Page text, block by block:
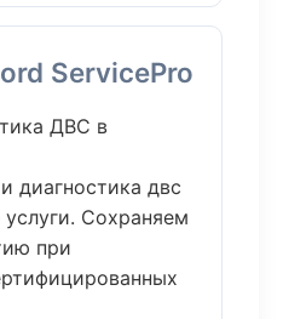
ServicePro
ДВС в
диагностика двс
Сохраняем
при